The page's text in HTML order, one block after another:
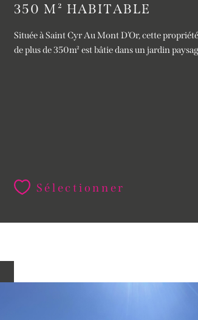
350 M² HABITABLE
Située à Saint Cyr Au Mont D’Or, cette
de plus de 350m² est bâtie dans un jardin
Sélectionner